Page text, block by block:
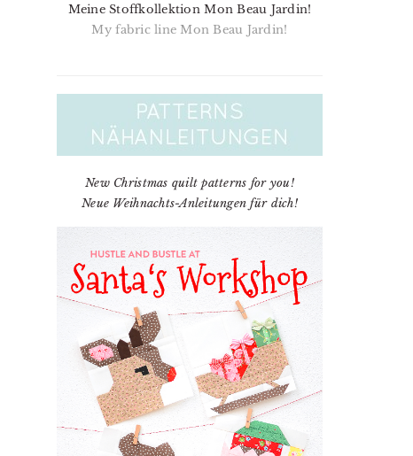
Meine Stoffkollektion Mon Beau Jardin!
My fabric line Mon Beau Jardin!
New Christmas quilt patterns for you!
Neue Weihnachts-Anleitungen für dich!